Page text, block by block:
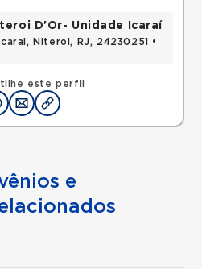
este perfil
D'Or- Unidade Icaraí
Niteroi, RJ, 24230251 •
e